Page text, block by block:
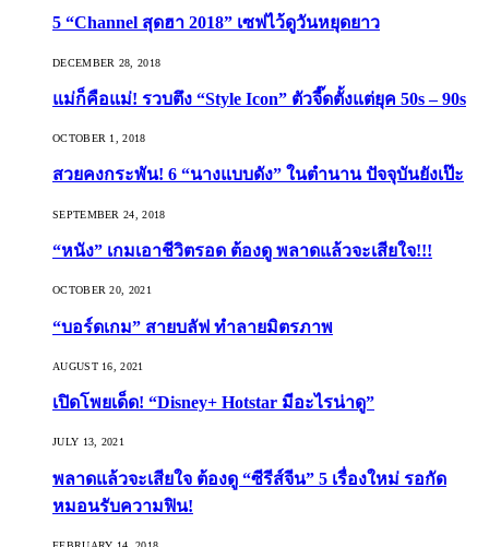
5 “Channel สุดฮา 2018” เซฟไว้ดูวันหยุดยาว
DECEMBER 28, 2018
แม่ก็คือแม่! รวบตึง “Style Icon” ตัวจี๊ดตั้งแต่ยุค 50s – 90s
OCTOBER 1, 2018
สวยคงกระพัน! 6 “นางแบบดัง” ในตำนาน ปัจจุบันยังเป๊ะ
SEPTEMBER 24, 2018
“หนัง” เกมเอาชีวิตรอด ต้องดู พลาดแล้วจะเสียใจ!!!
OCTOBER 20, 2021
“บอร์ดเกม” สายบลัฟ ทำลายมิตรภาพ
AUGUST 16, 2021
เปิดโพยเด็ด! “Disney+ Hotstar มีอะไรน่าดู”
JULY 13, 2021
พลาดแล้วจะเสียใจ ต้องดู “ซีรีส์จีน” 5 เรื่องใหม่ รอกัด
หมอนรับความฟิน!